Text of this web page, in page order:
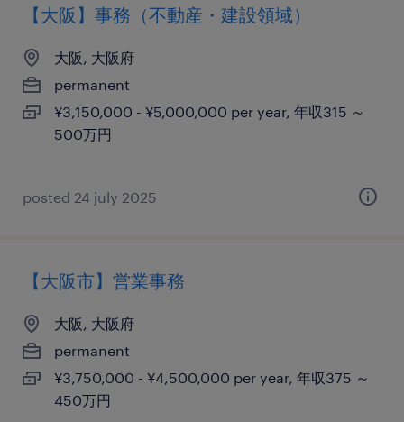
【大阪】事務（不動産・建設領域）
大阪, 大阪府
permanent
¥3,150,000 - ¥5,000,000 per year, 年収315 ～
500万円
posted 24 july 2025
【大阪市】営業事務
大阪, 大阪府
permanent
¥3,750,000 - ¥4,500,000 per year, 年収375 ～
450万円